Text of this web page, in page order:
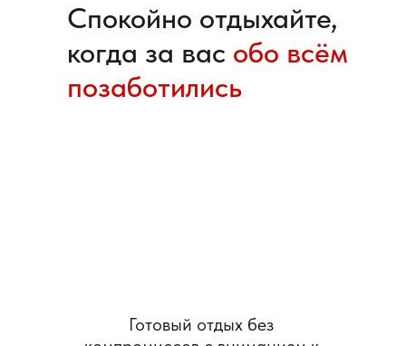
Готовый отдых без
Спокойно отдыхайте,
когда за вас обо всём
позаботились